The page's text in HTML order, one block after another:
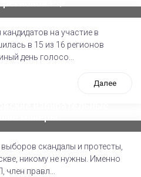
на участие в
в 15 из 16 регионов
день голосо...
Далее
скандалы и протесты,
никому не нужны. Именно
правл...